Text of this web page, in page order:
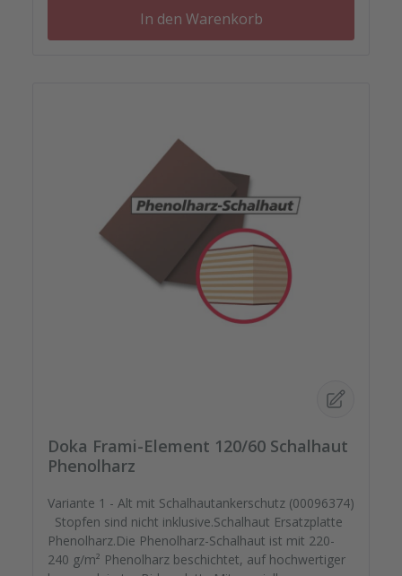
In den Warenkorb
Doka Frami-Element 120/60 Schalhaut
Phenolharz
Variante 1 - Alt mit Schalhautankerschutz (00096374)
Stopfen sind nicht inklusive.Schalhaut Ersatzplatte
Phenolharz.Die Phenolharz-Schalhaut ist mit 220-
240 g/m² Phenolharz beschichtet, auf hochwertiger